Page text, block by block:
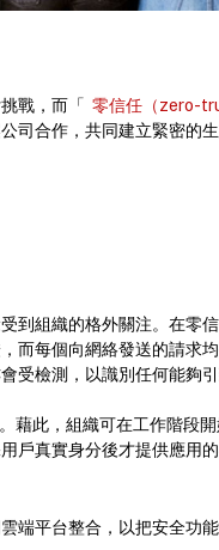
戰，而「 零信任（zero-
司合作，共同建立緊密的
到組織的格外關注。在零
而每個向網絡發送的請求
受檢測，以識別任何能夠引
藉此，組織可在工作階段
戶真實身分後才提供應用的
端平台整合，以把安全功